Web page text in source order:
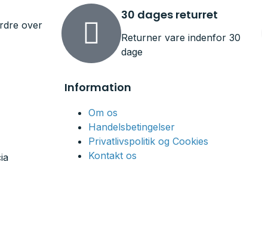
over
30 dages returret
Returner vare indenfor 30
dage
Information
Om os
Handelsbetingelser
Privatlivspolitik og Cookies
Kontakt os